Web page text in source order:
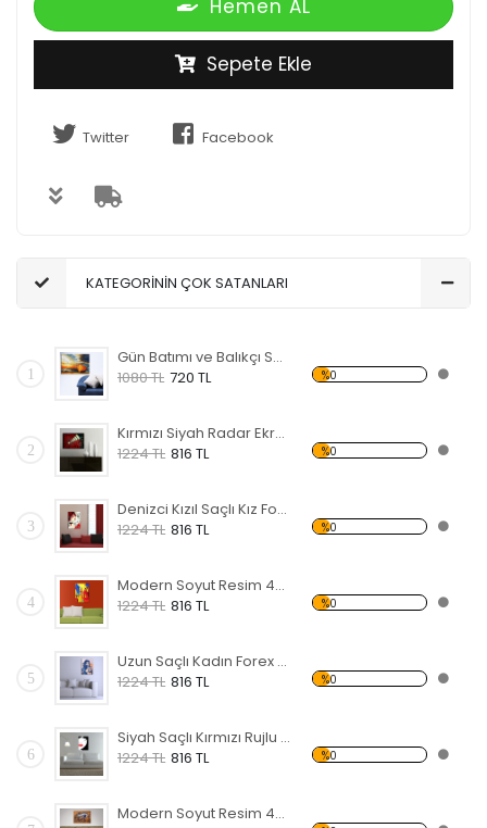
Hemen AL
Sepete Ekle
Twitter Facebook
KATEGORİNİN ÇOK SATANLARI
1
Gün Batımı ve Balıkçı Sandalı Forex Tablo
1080 TL 720 TL %0
2
Kırmızı Siyah Radar Ekranı Forex Tablo
1224 TL 816 TL %0
3
Denizci Kızıl Saçlı Kız Forex Tablo
1224 TL 816 TL %0
4
Modern Soyut Resim 47 Forex Tablo
1224 TL 816 TL %0
5
Uzun Saçlı Kadın Forex Tablo
1224 TL 816 TL %0
6
Siyah Saçlı Kırmızı Rujlu Kadın Forex Tablo
1224 TL 816 TL %0
Modern Soyut Resim 46 Forex Tablo